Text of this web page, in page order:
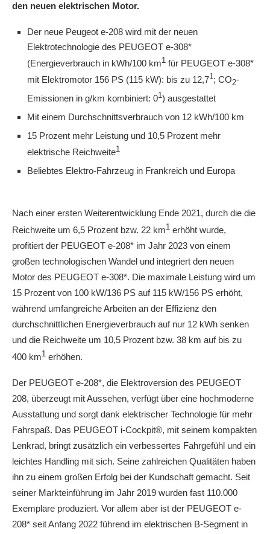
den neuen elektrischen Motor.
Der neue Peugeot e-208 wird mit der neuen
Elektrotechnologie des PEUGEOT e-308*
(Energieverbrauch in kWh/100 km1 für PEUGEOT e-308*
mit Elektromotor 156 PS (115 kW): bis zu 12,71; CO2-
Emissionen in g/km kombiniert: 01) ausgestattet
Mit einem Durchschnittsverbrauch von 12 kWh/100 km
15 Prozent mehr Leistung und 10,5 Prozent mehr
elektrische Reichweite1
Beliebtes Elektro-Fahrzeug in Frankreich und Europa
Nach einer ersten Weiterentwicklung Ende 2021, durch die die
Reichweite um 6,5 Prozent bzw. 22 km1 erhöht wurde,
profitiert der PEUGEOT e-208* im Jahr 2023 von einem
großen technologischen Wandel und integriert den neuen
Motor des PEUGEOT e-308*. Die maximale Leistung wird um
15 Prozent von 100 kW/136 PS auf 115 kW/156 PS erhöht,
während umfangreiche Arbeiten an der Effizienz den
durchschnittlichen Energieverbrauch auf nur 12 kWh senken
und die Reichweite um 10,5 Prozent bzw. 38 km auf bis zu
400 km1 erhöhen.
Der PEUGEOT e-208*, die Elektroversion des PEUGEOT
208, überzeugt mit Aussehen, verfügt über eine hochmoderne
Ausstattung und sorgt dank elektrischer Technologie für mehr
Fahrspaß. Das PEUGEOT i-Cockpit®, mit seinem kompakten
Lenkrad, bringt zusätzlich ein verbessertes Fahrgefühl und ein
leichtes Handling mit sich. Seine zahlreichen Qualitäten haben
ihn zu einem großen Erfolg bei der Kundschaft gemacht. Seit
seiner Markteinführung im Jahr 2019 wurden fast 110.000
Exemplare produziert. Vor allem aber ist der PEUGEOT e-
208* seit Anfang 2022 führend im elektrischen B-Segment in